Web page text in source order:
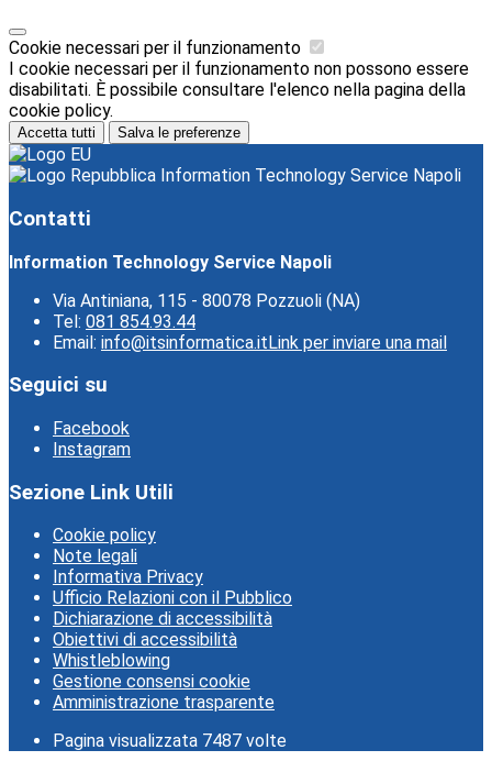
Cookie necessari per il funzionamento
I cookie necessari per il funzionamento non possono essere
disabilitati. È possibile consultare l'elenco nella pagina della
cookie policy.
Accetta tutti Salva le preferenze
Information Technology Service Napoli
Contatti
Information Technology Service Napoli
Via Antiniana, 115 - 80078 Pozzuoli (NA)
Tel: 081 854.93.44
Email: info@itsinformatica.itLink per inviare una mail
Seguici su
Facebook
Instagram
Sezione Link Utili
Cookie policy
Note legali
Informativa Privacy
Ufficio Relazioni con il Pubblico
Dichiarazione di accessibilità
Obiettivi di accessibilità
Whistleblowing
Gestione consensi cookie
Amministrazione trasparente
Pagina visualizzata 7487 volte